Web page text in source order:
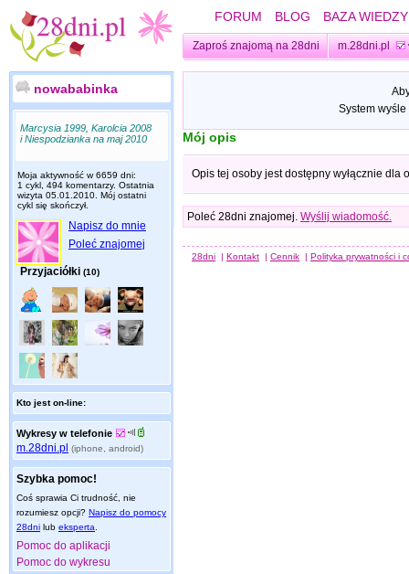
FORUM BLOG BAZA WIEDZY
Zaproś znajomą na 28dni m.28dni.pl
nowababinka
Marcysia 1999, Karolcia 2008
i Niespodzianka na maj 2010
Moja aktywność w 6659 dni:
1 cykl, 494 komentarzy. Ostatnia
wizyta 05.01.2010 . Mój ostatni
cykl się skończył.
Napisz do mnie
Poleć znajomej
Przyjaciółki (10)
Kto jest on-line:
Wykresy w telefonie
m.28dni.pl (iphone, android)
Szybka pomoc!
Coś sprawia Ci trudność, nie
rozumiesz opcji? Napisz do pomocy
28dni lub eksperta
Pomoc do aplikacji
Pomoc do wykresu
System
Mój opis
Opis tej osoby jest dostępny wyłącznie dla
Poleć 28dni znajomej. Wyślij wiadomość.
28dni | Kontakt | Cennik | Polityka prywatności i